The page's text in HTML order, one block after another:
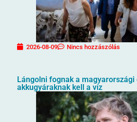
2026-08-09 Nincs hozzászólás
Lángolni fognak a magyarországi
akkugyáraknak kell a víz